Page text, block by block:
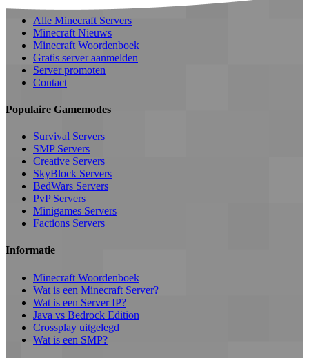
Alle Minecraft Servers
Minecraft Nieuws
Minecraft Woordenboek
Gratis server aanmelden
Server promoten
Contact
Populaire Gamemodes
Survival Servers
SMP Servers
Creative Servers
SkyBlock Servers
BedWars Servers
PvP Servers
Minigames Servers
Factions Servers
Informatie
Minecraft Woordenboek
Wat is een Minecraft Server?
Wat is een Server IP?
Java vs Bedrock Edition
Crossplay uitgelegd
Wat is een SMP?